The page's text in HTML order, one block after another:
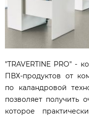
"TRAVERTINE PRO" -
ПВХ-продуктов от
по каландровой
позволяет получить
которое